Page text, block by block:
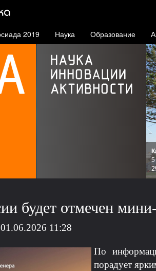
2019 Наука Образование
5
будет отмечен
11:28
По
порадует